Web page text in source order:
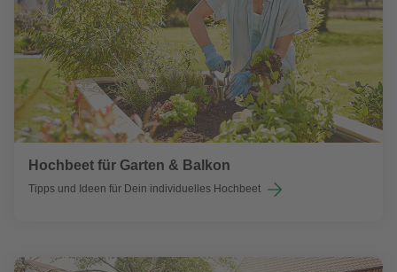
Hochbeet für Garten & Balkon
Tipps und Ideen für Dein individuelles Hochbeet